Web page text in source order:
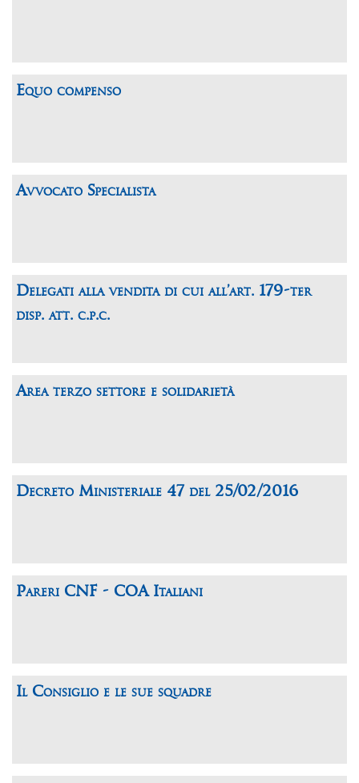
Equo compenso
Avvocato Specialista
Delegati alla vendita di cui all’art. 179-ter
disp. att. c.p.c.
Area terzo settore e solidarietà
Decreto Ministeriale 47 del 25/02/2016
Pareri CNF - COA Italiani
Il Consiglio e le sue squadre